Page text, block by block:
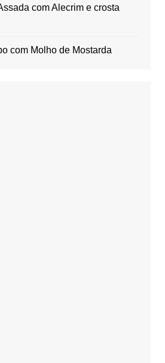
com Alecrim e crosta
com Molho de Mostarda